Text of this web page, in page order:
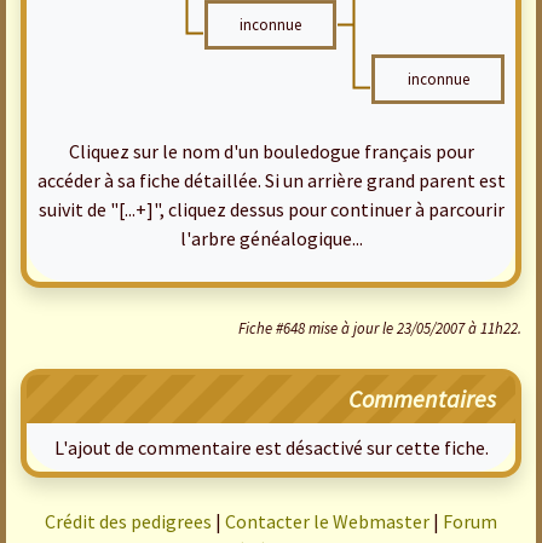
inconnue
inconnue
Cliquez sur le nom d'un bouledogue français pour
accéder à sa fiche détaillée. Si un arrière grand parent est
suivit de "[...+]", cliquez dessus pour continuer à parcourir
l'arbre généalogique...
Fiche #648 mise à jour le 23/05/2007 à 11h22.
Commentaires
L'ajout de commentaire est désactivé sur cette fiche.
Crédit des pedigrees | Contacter le Webmaster | Forum